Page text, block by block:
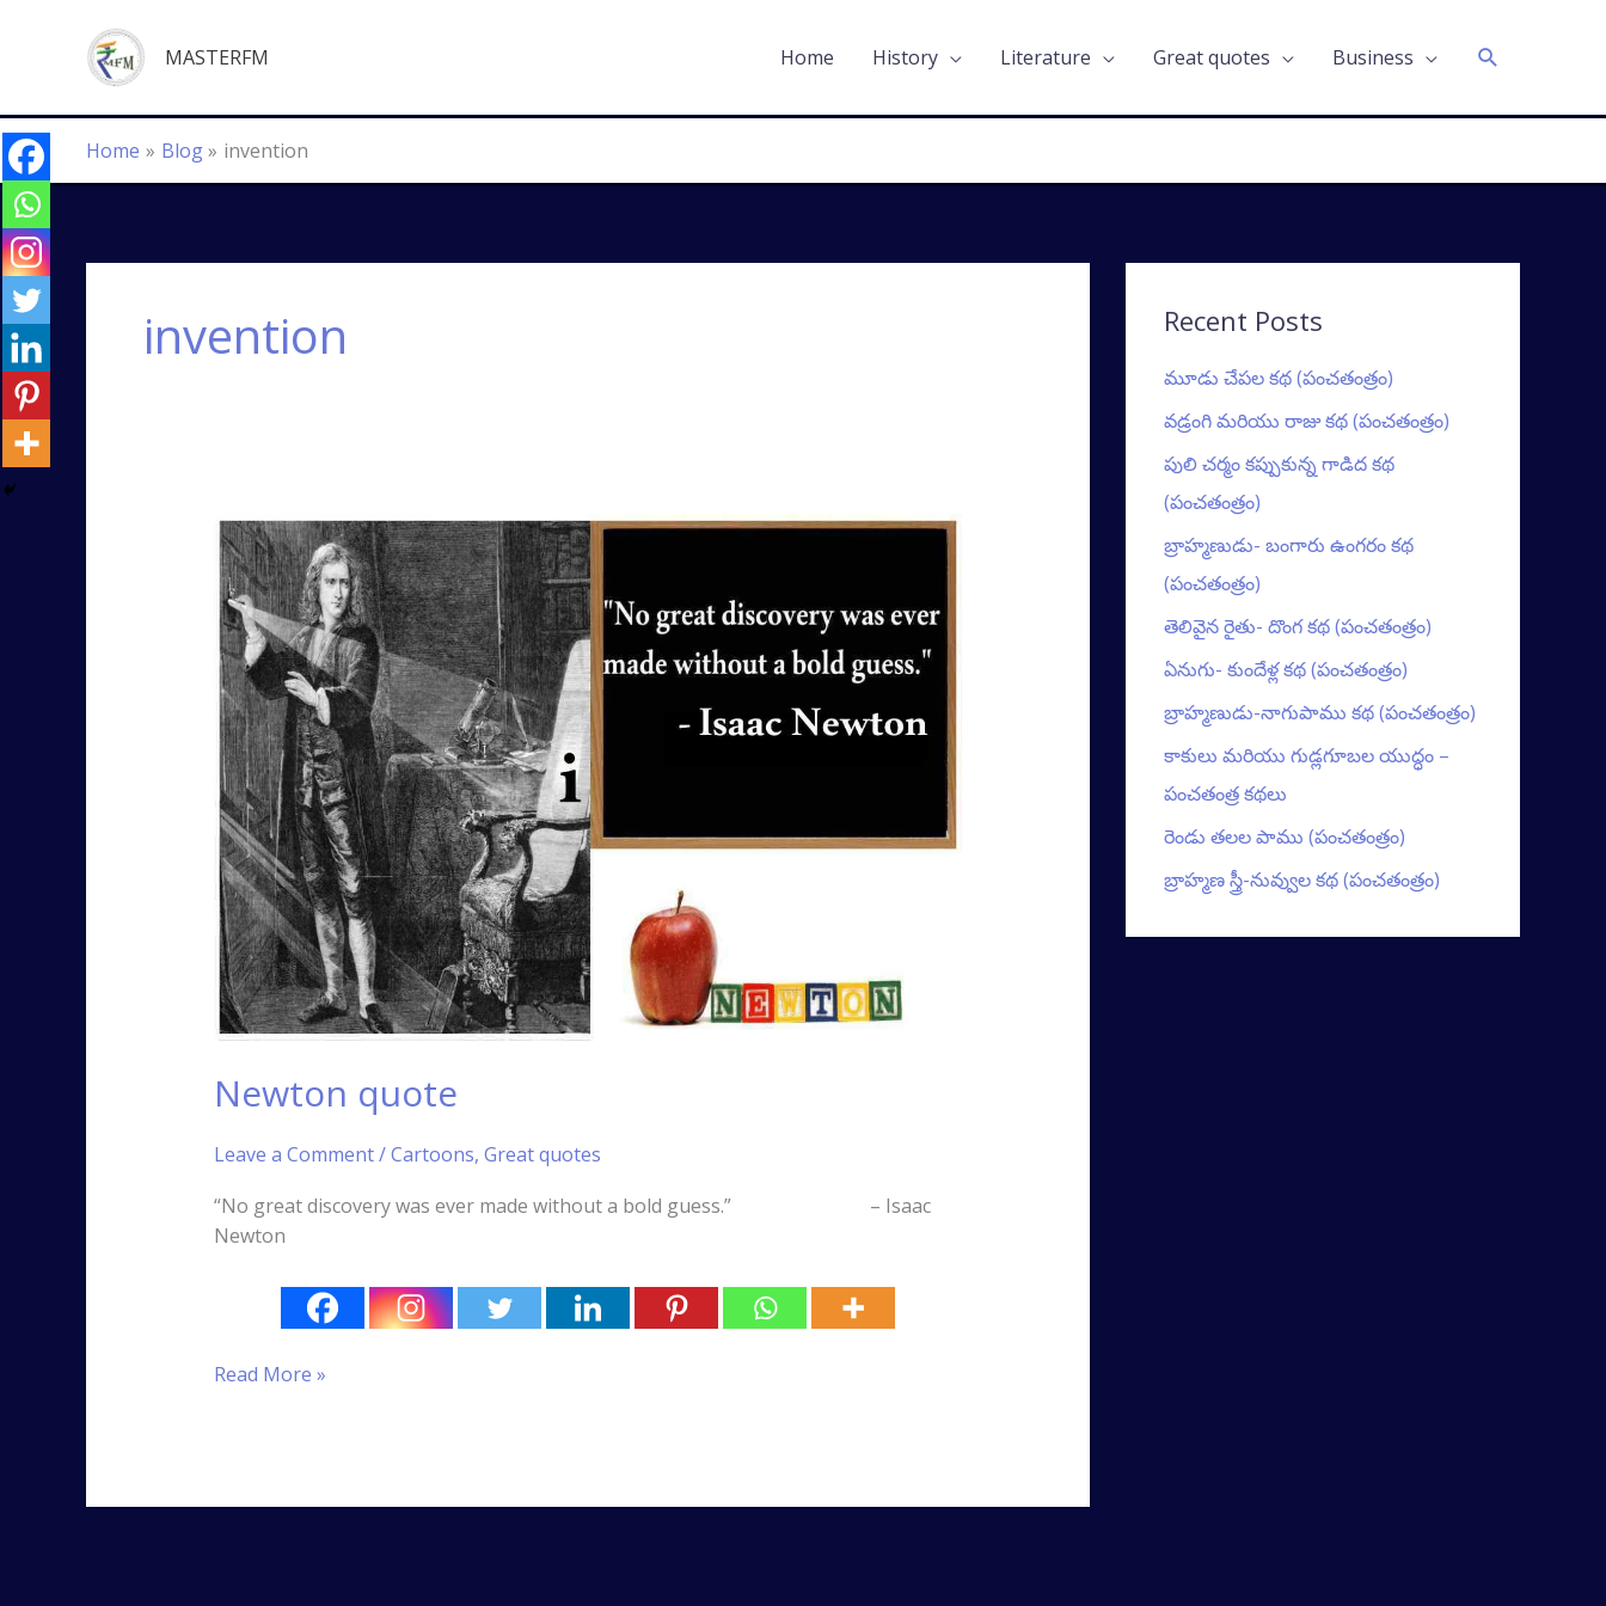
MASTERFM Home History Literature Great quotes Business Search
Home Blog invention
invention
Newton quote
Leave a Comment/Cartoons, Great quotes
“No great discovery was ever made without a bold guess.” – Isaac
Newton
Newton
quote
Read More »
Recent Posts
మూడు చేపల కథ (పంచతంత్రం)
వడ్రంగి మరియు రాజు కథ (పంచతంత్రం)
పులి చర్మం కప్పుకున్న గాడిద కథ
(పంచతంత్రం)
బ్రాహ్మణుడు- బంగారు ఉంగరం కథ
(పంచతంత్రం)
తెలివైన రైతు- దొంగ కథ (పంచతంత్రం)
ఏనుగు- కుందేళ్ల కథ (పంచతంత్రం)
బ్రాహ్మణుడు-నాగుపాము కథ (పంచతంత్రం)
కాకులు మరియు గుడ్లగూబల యుద్ధం –
పంచతంత్ర కథలు
రెండు తలల పాము (పంచతంత్రం)
బ్రాహ్మణ స్త్రీ-నువ్వుల కథ (పంచతంత్రం)